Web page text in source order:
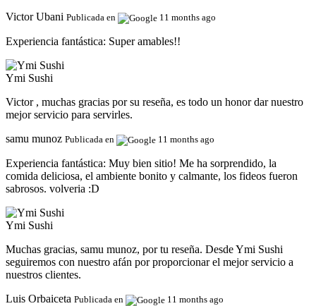
Victor Ubani Publicada en 11 months ago
Experiencia fantástica: Super amables!!
Ymi Sushi
Victor , muchas gracias por su reseña, es todo un honor dar nuestro
mejor servicio para servirles.
samu munoz Publicada en 11 months ago
Experiencia fantástica: Muy bien sitio! Me ha sorprendido, la
comida deliciosa, el ambiente bonito y calmante, los fideos fueron
sabrosos. volveria :D
Ymi Sushi
Muchas gracias, samu munoz, por tu reseña. Desde Ymi Sushi
seguiremos con nuestro afán por proporcionar el mejor servicio a
nuestros clientes.
Luis Orbaiceta Publicada en 11 months ago